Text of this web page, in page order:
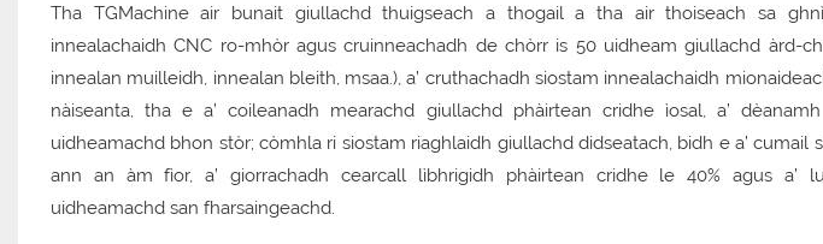
Tha TGMachine air bunait giullachd thuigseach a thogail a tha air thoiseach sa
innealachaidh CNC ro-mhòr agus cruinneachadh de chòrr is 50 uidheam giullachd àrd-
innealan muilleidh, innealan bleith, msaa.), a’ cruthachadh siostam innealachaidh
nàiseanta, tha e a’ coileanadh mearachd giullachd phàirtean cridhe ìosal, a’
uidheamachd bhon stòr; còmhla ri siostam riaghlaidh giullachd didseatach, bidh e a’ cumail
ann an àm fìor, a’ giorrachadh cearcall lìbhrigidh phàirtean cridhe le 40% agus a’
uidheamachd san fharsaingeachd.